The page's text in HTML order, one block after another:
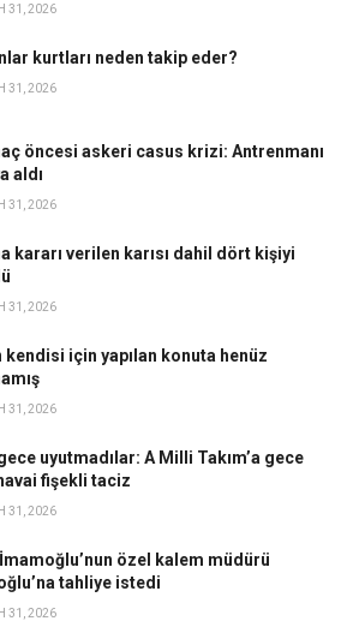
31, 2026
kurtları neden takip eder?
31, 2026
öncesi askeri casus krizi: Antrenmanı
aldı
31, 2026
kararı verilen karısı dahil dört kişiyi
31, 2026
kendisi için yapılan konuta henüz
31, 2026
uyutmadılar: A Milli Takım’a gece
fişekli taciz
31, 2026
İmamoğlu’nun özel kalem müdürü
tahliye istedi
31, 2026